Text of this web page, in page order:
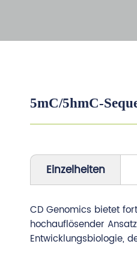
5mC/5hmC-
Einzelheiten
CD Genomics bietet
hochauflösender
Entwicklungsbiologie,